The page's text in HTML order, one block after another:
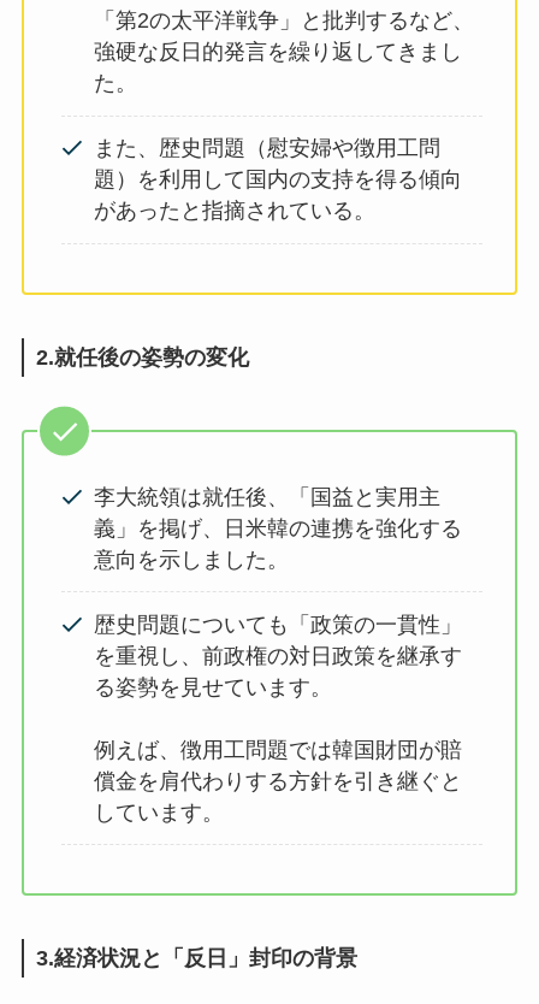
「第2の太平洋戦争」と批判するなど、
強硬な反日的発言を繰り返してきまし
た。
また、歴史問題（慰安婦や徴用工問
題）を利用して国内の支持を得る傾向
があったと指摘されている。
2.就任後の姿勢の変化
李大統領は就任後、「国益と実用主
義」を掲げ、日米韓の連携を強化する
意向を示しました。
歴史問題についても「政策の一貫性」
を重視し、前政権の対日政策を継承す
る姿勢を見せています。
例えば、徴用工問題では韓国財団が賠
償金を肩代わりする方針を引き継ぐと
しています。
3.経済状況と「反日」封印の背景